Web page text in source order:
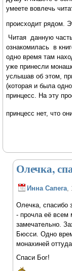
умеете вовлечь
происходит рядом.
Читая данную
ознакомилась в
одно время там
уже принесли
услышав об этом,
(которая и была
принцесс. На эту
принцесс нет, что
Олечка,
Инна Сапега
Олечка, спасибо
- прочла её
замечательно.
Бюсси. Одно
монахиней оттуда.
Спаси Бог!